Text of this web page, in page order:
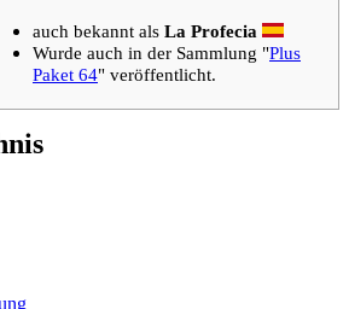
auch bekannt als La Profecia
Wurde auch in der Sammlung "Plus
Paket 64" veröffentlicht.